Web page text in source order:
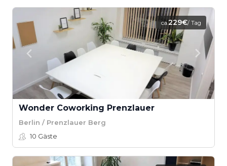
ca.229€/ Tag
Wonder Coworking Prenzlauer
Berlin / Prenzlauer Berg
10 Gäste